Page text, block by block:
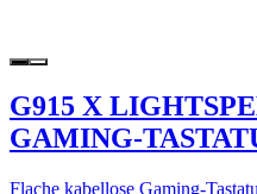
G915 X
GAMING-
Flache kabellose Gaming-